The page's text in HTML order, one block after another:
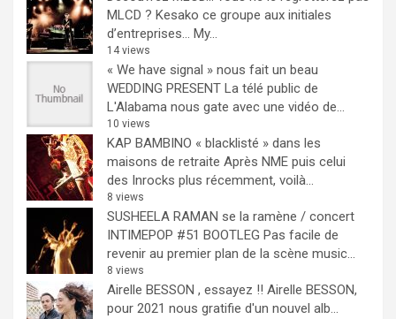
MLCD ? Kesako ce groupe aux initiales
d’entreprises… My...
14 views
« We have signal » nous fait un beau
WEDDING PRESENT La télé public de
L'Alabama nous gate avec une vidéo de...
10 views
KAP BAMBINO « blacklisté » dans les
maisons de retraite Après NME puis celui
des Inrocks plus récemment, voilà...
8 views
SUSHEELA RAMAN se la ramène / concert
INTIMEPOP #51 BOOTLEG Pas facile de
revenir au premier plan de la scène music...
8 views
Airelle BESSON , essayez !! Airelle BESSON,
pour 2021 nous gratifie d'un nouvel alb...